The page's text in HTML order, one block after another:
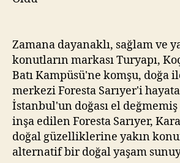
Zamana dayanaklı, sağlam ve
konutların markası Turyapı,
Batı Kampüsü'ne komşu, doğa
merkezi Foresta Sarıyer'i
İstanbul'un doğası el
inşa edilen Foresta Sarıyer,
doğal güzelliklerine yakın
alternatif bir doğal yaşam